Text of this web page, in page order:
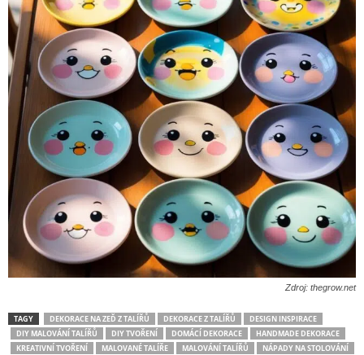
Zdroj: thegrow.net
TAGY DEKORACE NA ZEĎ Z TALÍŘŮ DEKORACE Z TALÍŘŮ
DESIGN INSPIRACE
DIY MALOVÁNÍ TALÍŘŮ
DIY TVOŘENÍ DOMÁCÍ DEKORACE
HANDMADE DEKORACE
KREATIVNÍ TVOŘENÍ
MALOVANÉ TALÍŘE MALOVÁNÍ TALÍŘŮ
NÁPADY NA STOLOVÁNÍ